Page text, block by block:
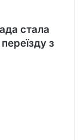
стала
з